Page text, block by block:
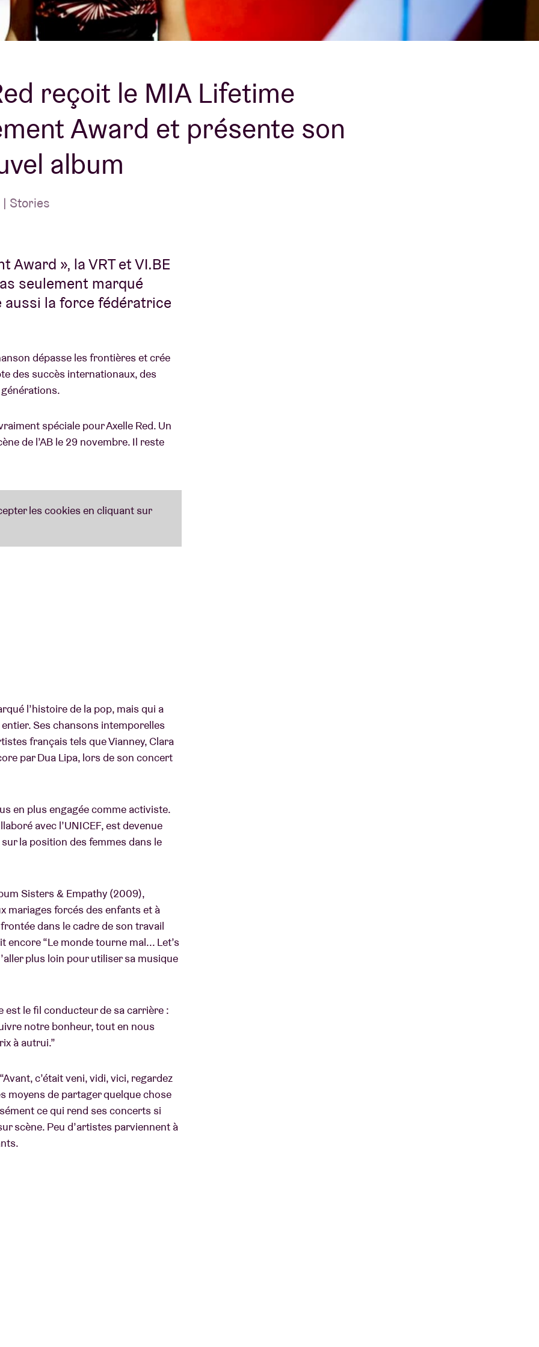
À propos de l'AB
Contact
reçoit le MIA Lifetime
Award et présente son
album
| Stories
», la VRT et VI.BE
seulement marqué
aussi la force fédératrice
dépasse les frontières et crée
des succès internationaux, des
spéciale pour Axelle Red. Un
de l’AB le 29 novembre. Il reste
l’histoire de la pop, mais qui a
Ses chansons intemporelles
français tels que Vianney, Clara
par Dua Lipa, lors de son concert
en plus engagée comme activiste.
avec l’UNICEF, est devenue
la position des femmes dans le
Sisters & Empathy (2009),
mariages forcés des enfants et à
dans le cadre de son travail
“Le monde tourne mal... Let’s
plus loin pour utiliser sa musique
est le fil conducteur de sa carrière :
notre bonheur, tout en nous
à autrui.”
c’était veni, vidi, vici, regardez
moyens de partager quelque chose
ce qui rend ses concerts si
scène. Peu d’artistes parviennent à